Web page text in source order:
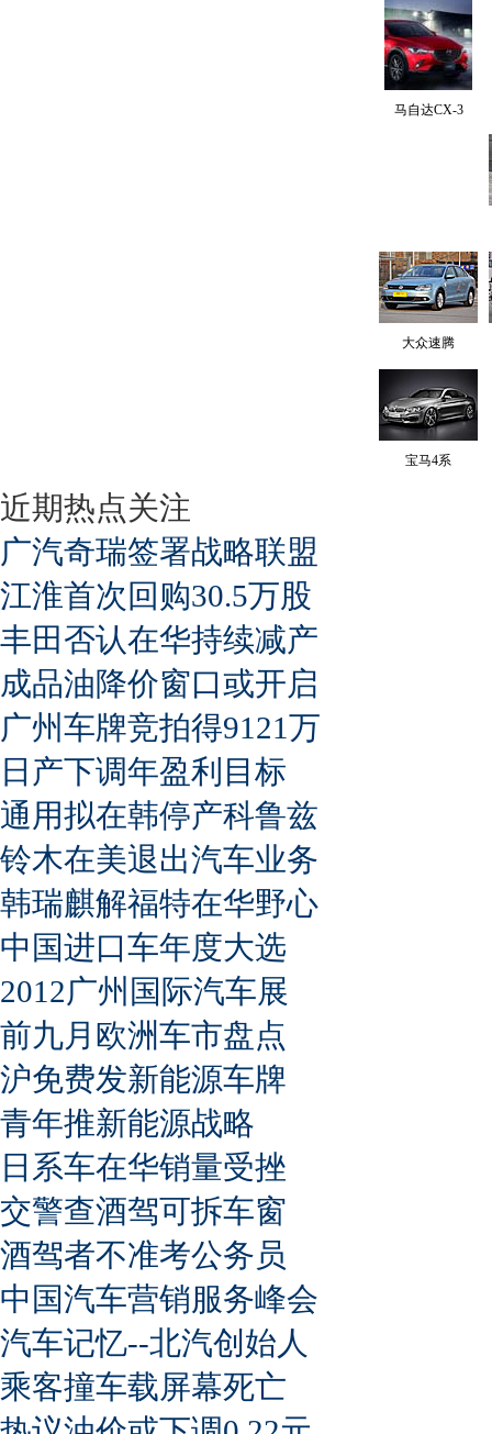
马自达CX-3
大众速腾
宝马4系
近期热点关注
广汽奇瑞签署战略联盟
江淮首次回购30.5万股
丰田否认在华持续减产
成品油降价窗口或开启
广州车牌竞拍得9121万
日产下调年盈利目标
通用拟在韩停产科鲁兹
铃木在美退出汽车业务
韩瑞麒解福特在华野心
中国进口车年度大选
2012广州国际汽车展
前九月欧洲车市盘点
沪免费发新能源车牌
青年推新能源战略
日系车在华销量受挫
交警查酒驾可拆车窗
酒驾者不准考公务员
中国汽车营销服务峰会
汽车记忆--北汽创始人
乘客撞车载屏幕死亡